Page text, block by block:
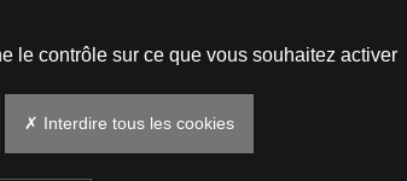
le contrôle sur ce que vous souhaitez activer
✗ Interdire tous les cookies